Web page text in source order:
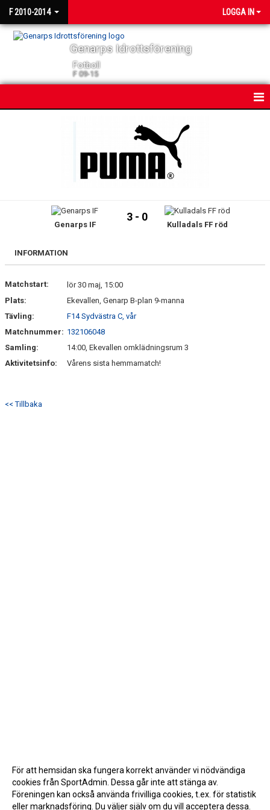
F 2010-2014 LOGGA IN
Genarps Idrottsförening
Fotboll
F 09-15
BILDGALLERI
KONTAKT
Genarps IF
3 - 0
Kulladals FF röd
INFORMATION
Matchstart:
lör 30 maj, 15:00
Plats:
Ekevallen, Genarp B-plan 9-manna
Tävling:
F14 Sydvästra C, vår
Matchnummer: 132106048
Samling:
14:00, Ekevallen omklädningsrum 3
Aktivitetsinfo:
Vårens sista hemmamatch!
<< Tillbaka
För att hemsidan ska fungera korrekt använder vi nödvändiga
cookies från SportAdmin. Dessa går inte att stänga av.
Föreningen kan också använda frivilliga cookies, t.ex. för statistik
eller marknadsföring. Du väljer själv om du vill acceptera dessa.